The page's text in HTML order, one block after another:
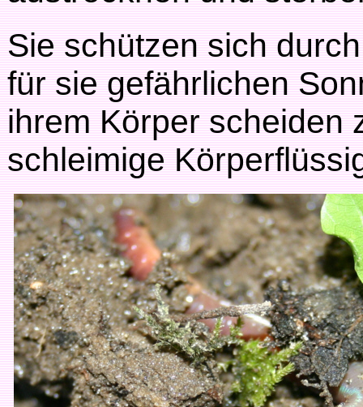
Sie schützen sich
für sie gefährlichen
ihrem Körper scheiden
schleimige